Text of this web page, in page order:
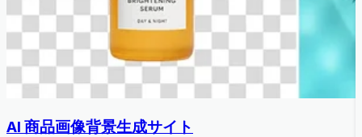
AI 商品画像背景生成サイト